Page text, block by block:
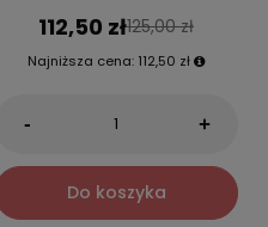
112,50 zł125,00 zł
Najniższa cena: 112,50 zł
- +
Do koszyka